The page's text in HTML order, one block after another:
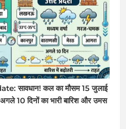
सावधान! कल का मौसम 15 जुलाई
10 दिनों का भारी बारिश और उमस